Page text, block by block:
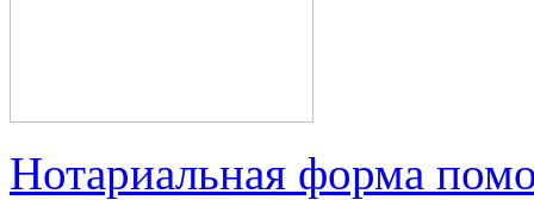
Нотариальная форма